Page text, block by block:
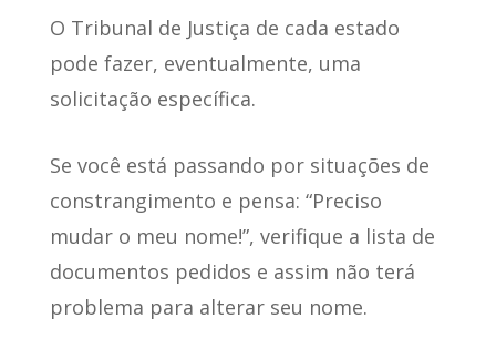
O Tribunal de Justiça de cada estado
pode fazer, eventualmente, uma
solicitação específica.
Se você está passando por situações de
constrangimento e pensa: “Preciso
mudar o meu nome!”, verifique a lista de
documentos pedidos e assim não terá
problema para alterar seu nome.